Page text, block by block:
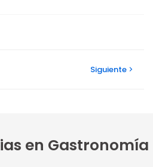
Siguiente
en Gastronomía